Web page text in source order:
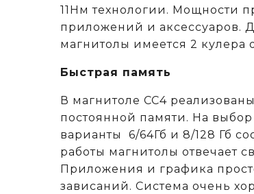
11Нм технологии. Мощности
приложений и аксессуаров.
магнитолы имеется 2 кулера
Быстрая память
В магнитоле CC4
постоянной памяти. На
варианты 6/64Гб и 8/128 Гб
работы магнитолы отвечает
Приложения и графика
зависаний. Система очень